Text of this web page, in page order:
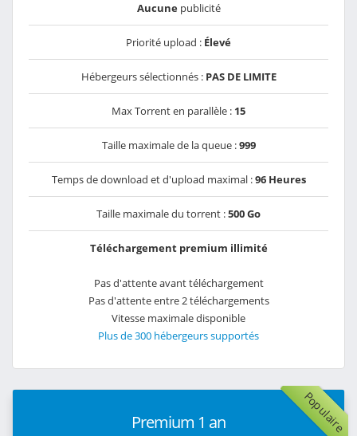
Aucunepublicité
Priorité upload : Élevé
Hébergeurs sélectionnés : PAS DE LIMITE
Max Torrent en parallèle : 15
Taille maximale de la queue :999
Temps de download et d'upload maximal :96 Heures
Taille maximale du torrent :500 Go
Téléchargement premium illimité
Pas d'attente avant téléchargement
Pas d'attente entre 2 téléchargements
Vitesse maximale disponible
Plus de 300 hébergeurs supportés
Populaire
Premium 1 an